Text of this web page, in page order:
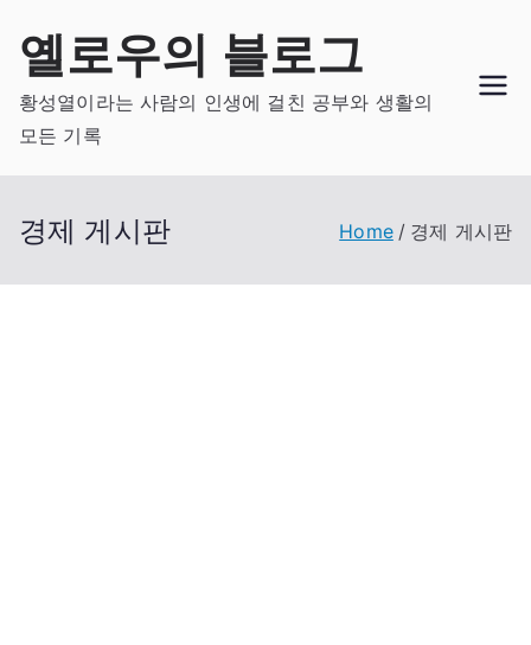
content
옐로우의 블로그
황성열이라는 사람의 인생에 걸친 공부와 생활의
모든 기록
경제 게시판 Home 경제 게시판